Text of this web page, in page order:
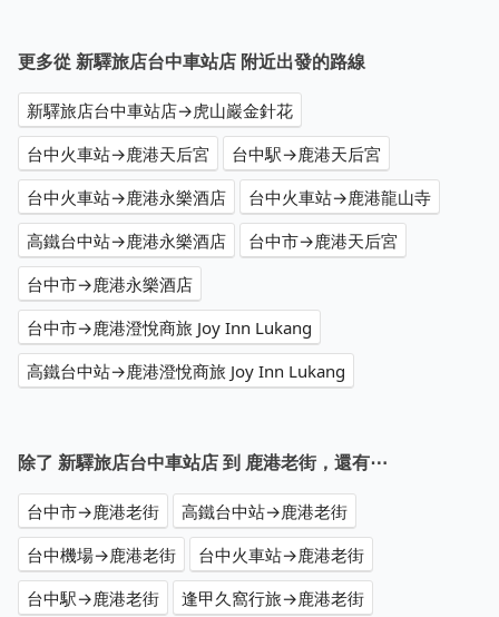
更多從 新驛旅店台中車站店 附近出發的路線
新驛旅店台中車站店→虎山巖金針花
台中火車站→鹿港天后宮
台中駅→鹿港天后宮
台中火車站→鹿港永樂酒店
台中火車站→鹿港龍山寺
高鐵台中站→鹿港永樂酒店
台中市→鹿港天后宮
台中市→鹿港永樂酒店
台中市→鹿港澄悅商旅 Joy Inn Lukang
高鐵台中站→鹿港澄悅商旅 Joy Inn Lukang
除了 新驛旅店台中車站店 到 鹿港老街，還有⋯
台中市→鹿港老街
高鐵台中站→鹿港老街
台中機場→鹿港老街
台中火車站→鹿港老街
台中駅→鹿港老街
逢甲久窩行旅→鹿港老街